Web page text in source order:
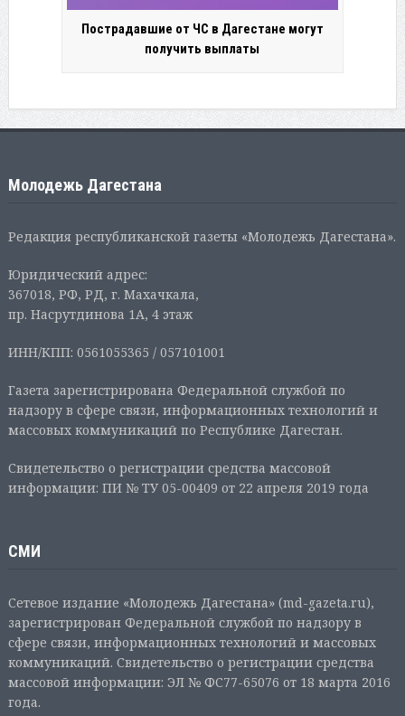
Пострадавшие от ЧС в Дагестане могут
получить выплаты
Молодежь Дагестана
Редакция республиканской газеты «Молодежь Дагестана».
Юридический адрес:
367018, РФ, РД, г. Махачкала,
пр. Насрутдинова 1А, 4 этаж
ИНН/КПП: 0561055365 / 057101001
Газета зарегистрирована Федеральной службой по
надзору в сфере связи, информационных технологий и
массовых коммуникаций по Республике Дагестан.
Свидетельство о регистрации средства массовой
информации: ПИ № ТУ 05-00409 от 22 апреля 2019 года
СМИ
Сетевое издание «Молодежь Дагестана» (md-gazeta.ru),
зарегистрирован Федеральной службой по надзору в
сфере связи, информационных технологий и массовых
коммуникаций. Свидетельство о регистрации средства
массовой информации: ЭЛ № ФС77-65076 от 18 марта 2016
года.